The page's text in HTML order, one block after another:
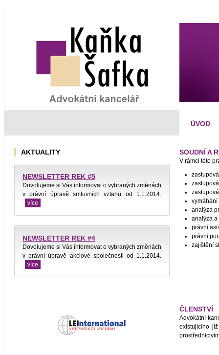
ÚVOD
SOUDNÍ A
V rámci této
vymáhání
analýza
analýza a
právní
právní
zajištění
AKTUALITY
NEWSLETTER REK #5
Dovolujeme si Vás informovat o vybraných změnách
v právní úpravě smluvních vztahů od 1.1.2014.
více
NEWSLETTER REK #4
Dovolujeme si Vás informovat o vybraných změnách
v právní úpravě akciové společnosti od 1.1.2014.
více
ČLENSTVÍ
Advokátní
existujícího